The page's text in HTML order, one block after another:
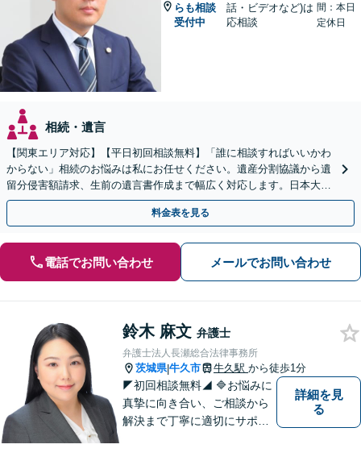
らも相談
受付中
話・ビデオなど)は
応相談
間：本日
定休日
相続・遺言
【関東エリア対応】【平日初回相談無料】「誰に相談すればいいかわ
からない」相続のお悩みは私にお任せください。遺産分割協議から遺
留分侵害額請求、生前の遺言書作成まで幅広く対応します。日本大通
り駅直結でアクセス良好。
料金表を見る
電話でお問い合わせ メールでお問い合わせ
鈴木 麻文 弁護士
弁護士法人長瀬総合法律事務所
茨城県|牛久市 牛久駅 から徒歩1分
◤初回相談無料◢ 🔷お悩みに
真摯に向き合い、ご相談から
解決まで丁寧に適切にサポー
詳細を見
る